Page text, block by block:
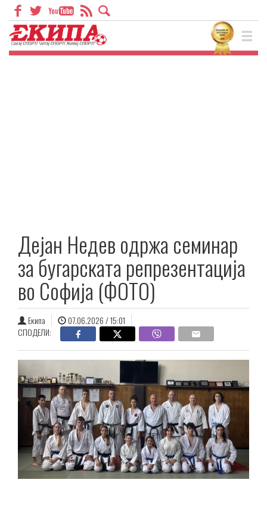
Дејан Недев одржа семинар
за бугарската репрезентација
во Софија (ФОТО)
Екипа
07.06.2026 / 15:01
СПОДЕЛИ: